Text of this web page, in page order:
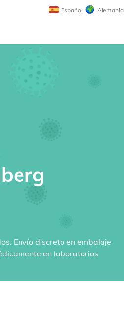
Español Alemania
Envío discreto en embalaje
en laboratorios